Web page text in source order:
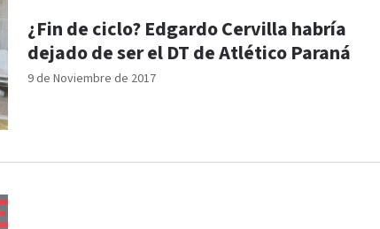
9 de Noviembre de 2017
¿Fin de ciclo? Edgardo Cervilla habría
dejado de ser el DT de Atlético Paraná